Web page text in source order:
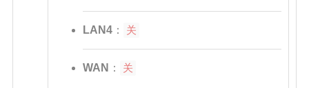
LAN4： 关
WAN ： 关